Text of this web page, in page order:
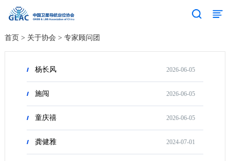
首页> 关于协会 > 专家顾问团
杨长风 2026-06-05
施闯 2026-06-05
童庆禧 2026-06-05
龚健雅 2024-07-01